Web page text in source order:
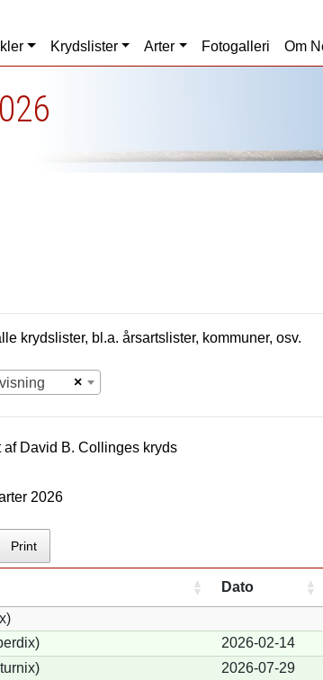
Krydslister Arter Fotogalleri Om
krydslister, bl.a. årsartslister, kommuner, osv.
×
af David B. Collinges kryds
2026
Print
Dato
2026-02-14
2026-07-29